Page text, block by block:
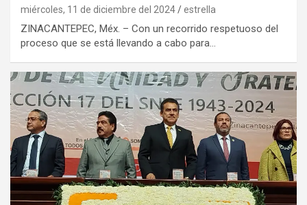
miércoles, 11 de diciembre del 2024 estrella
ZINACANTEPEC, Méx. – Con un recorrido respetuoso del
proceso que se está llevando a cabo para…